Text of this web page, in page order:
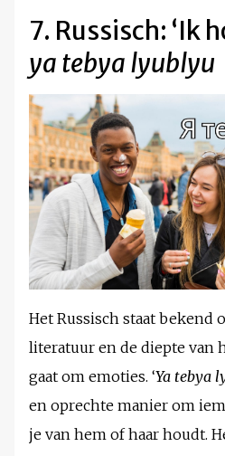
7. Russisch: ‘Ik
ya tebya lyublyu
Het Russisch staat bekend
literatuur en de diepte van
gaat om emoties. ‘Ya tebya
en oprechte manier om
je van hem of haar houdt.